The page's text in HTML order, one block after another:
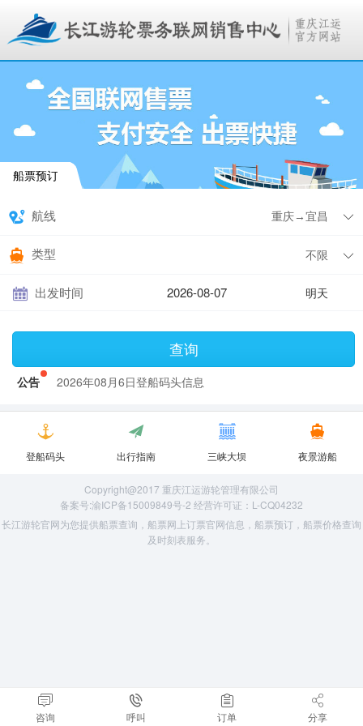
船票预订
航线
类型
出发时间 明天
查询
公告
2026年08月6日登船码头信息
登船码头 出行指南 三峡大坝 夜景游船
Copyright@2017 重庆江运游轮管理有限公司
备案号:渝ICP备15009849号-2 经营许可证：L-CQ04232
长江游轮官网为您提供船票查询，船票网上订票官网信息，船票预订，船票价格查询
及时刻表服务。
咨询 呼叫 订单 分享